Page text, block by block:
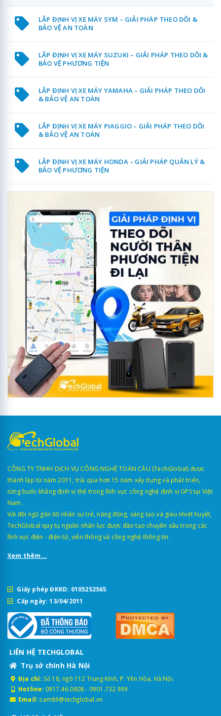
LẮP ĐỊNH VỊ XE MÁY SYM – GIẢI PHÁP THEO DÕI &
BẢO VỆ AN TOÀN
LẮP ĐỊNH VỊ XE MÁY SUZUKI – GIẢI PHÁP THEO DÕI &
BẢO VỆ PHƯƠNG TIỆN
LẮP ĐỊNH VỊ XE MÁY YAMAHA – GIẢI PHÁP THEO DÕI
& BẢO VỆ AN TOÀN
LẮP ĐỊNH VỊ XE MÁY PIAGGIO – GIẢI PHÁP THEO DÕI
& BẢO VỆ AN TOÀN
LẮP ĐỊNH VỊ XE MÁY HONDA – GIẢI PHÁP QUẢN LÝ &
BẢO VỆ PHƯƠNG TIỆN
CÔNG TY TNHH DỊCH VỤ CÔNG NGHỆ TOÀN CẦU (TechGlobal) được
thành lập từ năm 2011, trải qua hơn 15 năm xây dựng và phát triển,
từng bước khẳng định vị thế trong lĩnh vực công nghệ định vị GPS tại Việt
Nam.
Với đội ngũ gần 60 nhân sự trẻ, năng động, sáng tạo và giàu nhiệt huyết,
TechGlobal quy tụ nguồn nhân lực được đào tạo chuyên sâu trong các
lĩnh vực điện - điện tử, viễn thông và công nghệ thông tin.
Xem thêm...
Giấy phép ĐKKD: 0105252565
Cấp ngày: 13/04/2011
LIÊN HỆ TECHGLOBAL
Trụ sở chính Hà Nội
Địa chỉ: Số 18, ngõ 112 Trung Kính, P. Yên Hòa, Hà Nội.
Hotline: 0917.46.0808- 0901.732.999
Email: sam89@techglobal.vn